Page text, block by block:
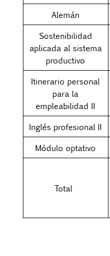
Alemán
Sostenibilidad
aplicada al sistema
productivo
Itinerario personal
para la
empleabilidad II
Inglés profesional II
Módulo optativo
Total